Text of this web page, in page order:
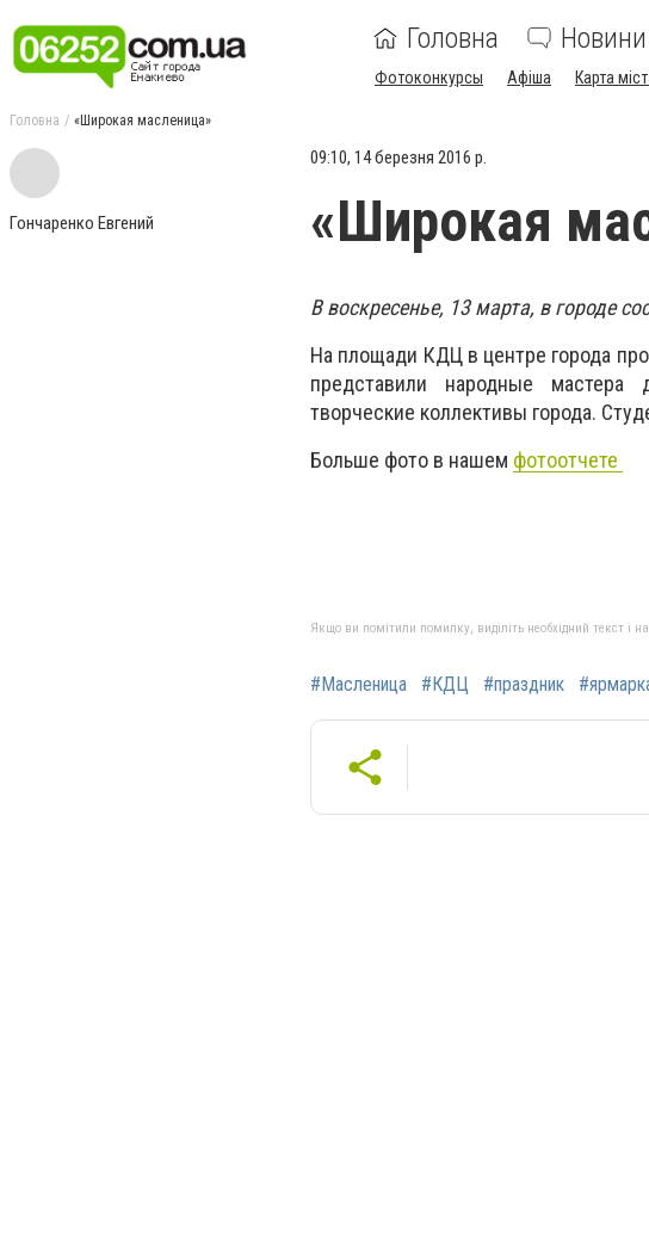
Головна Новини
Фотоконкурсы Афіша Карта
Головна «Широкая масленица»
Гончаренко Евгений
09:10, 14 березня 2016 р.
«Широкая
В воскресенье, 13 марта, в городе
На площади КДЦ в центре города
представили народные мастера
творческие коллективы города.
Больше фото в нашем фотоотчете
Якщо ви помітили помилку, виділіть необхідний текст і
#Масленица #КДЦ #праздник